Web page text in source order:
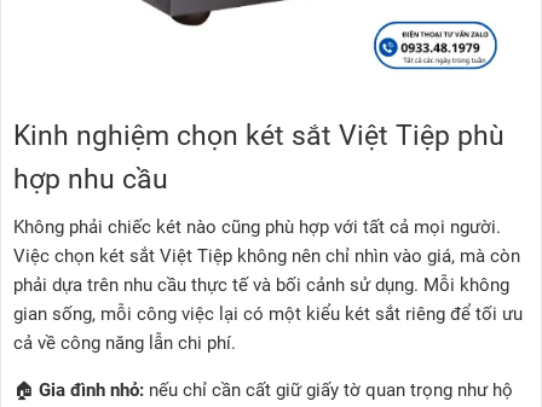
Kinh nghiệm chọn két sắt Việt Tiệp phù
hợp nhu cầu
Không phải chiếc két nào cũng phù hợp với tất cả mọi người.
Việc chọn két sắt Việt Tiệp không nên chỉ nhìn vào giá, mà còn
phải dựa trên nhu cầu thực tế và bối cảnh sử dụng. Mỗi không
gian sống, mỗi công việc lại có một kiểu két sắt riêng để tối ưu
cả về công năng lẫn chi phí.
🏠 Gia đình nhỏ: nếu chỉ cần cất giữ giấy tờ quan trọng như hộ